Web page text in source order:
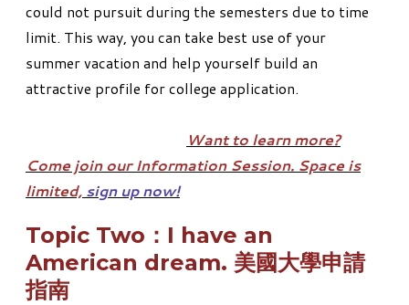
could not pursuit during the semesters due to time
limit. This way, you can take best use of your
summer vacation and help yourself build an
attractive profile for college application.
Want to learn more?
Come join our Information Session. Space is
limited, sign up now!
Topic Two：​I have an
American dream. 美國大學申請
指南